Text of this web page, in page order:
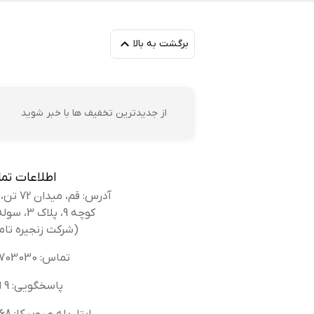
برگشت به بالا
از جدیدترین تخفیف ها با خبر شوید
اطلاعات
آدرس: قم، میدان 72 تن، بلوار کوه سفید،
کوچه 9، پلاک 3، سوله بانک کفش
(شرکت زنجیره
تماس: 02536703030
پاسخگویی: 9 الی 14